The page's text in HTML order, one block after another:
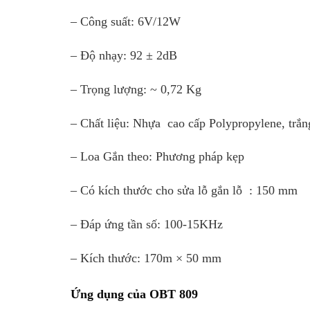
– Công suất: 6V/12W
– Độ nhạy: 92 ± 2dB
– Trọng lượng: ~ 0,72 Kg
– Chất liệu: Nhựa cao cấp Polypropylene,
– Loa Gắn theo: Phương pháp kẹp
– Có kích thước cho sửa lỗ gắn lỗ : 150 mm
– Đáp ứng tần số: 100-15KHz
– Kích thước: 170m × 50 mm
Ứng dụng của OBT 809